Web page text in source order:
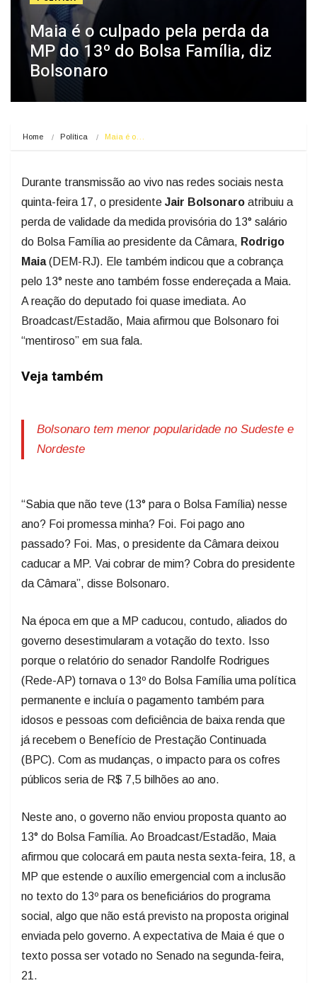
Maia é o culpado pela perda da
MP do 13º do Bolsa Família, diz
Bolsonaro
Home Política Maia é o…
Durante transmissão ao vivo nas redes sociais nesta
quinta-feira 17, o presidente Jair Bolsonaro atribuiu a
perda de validade da medida provisória do 13° salário
do Bolsa Família ao presidente da Câmara, Rodrigo
Maia(DEM-RJ). Ele também indicou que a cobrança
pelo 13° neste ano também fosse endereçada a Maia.
A reação do deputado foi quase imediata. Ao
Broadcast/Estadão, Maia afirmou que Bolsonaro foi
“mentiroso” em sua fala.
Veja também
Bolsonaro tem menor popularidade no Sudeste e
Nordeste
“Sabia que não teve (13° para o Bolsa Família) nesse
ano? Foi promessa minha? Foi. Foi pago ano
passado? Foi. Mas, o presidente da Câmara deixou
caducar a MP. Vai cobrar de mim? Cobra do presidente
da Câmara”, disse Bolsonaro.
Na época em que a MP caducou, contudo, aliados do
governo desestimularam a votação do texto. Isso
porque o relatório do senador Randolfe Rodrigues
(Rede-AP) tornava o 13º do Bolsa Família uma política
permanente e incluía o pagamento também para
idosos e pessoas com deficiência de baixa renda que
já recebem o Benefício de Prestação Continuada
(BPC). Com as mudanças, o impacto para os cofres
públicos seria de R$ 7,5 bilhões ao ano.
Neste ano, o governo não enviou proposta quanto ao
13° do Bolsa Família. Ao Broadcast/Estadão, Maia
afirmou que colocará em pauta nesta sexta-feira, 18, a
MP que estende o auxílio emergencial com a inclusão
no texto do 13º para os beneficiários do programa
social, algo que não está previsto na proposta original
enviada pelo governo. A expectativa de Maia é que o
texto possa ser votado no Senado na segunda-feira,
21.